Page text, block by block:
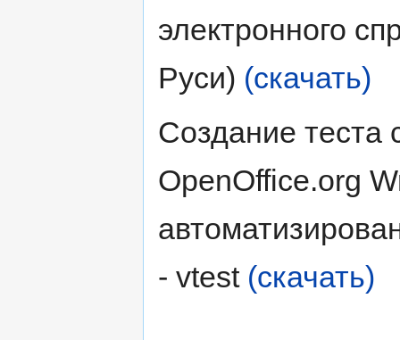
электронного
Руси) (скачать)
Создание теста
OpenOffice.org
- vtest (скачать)